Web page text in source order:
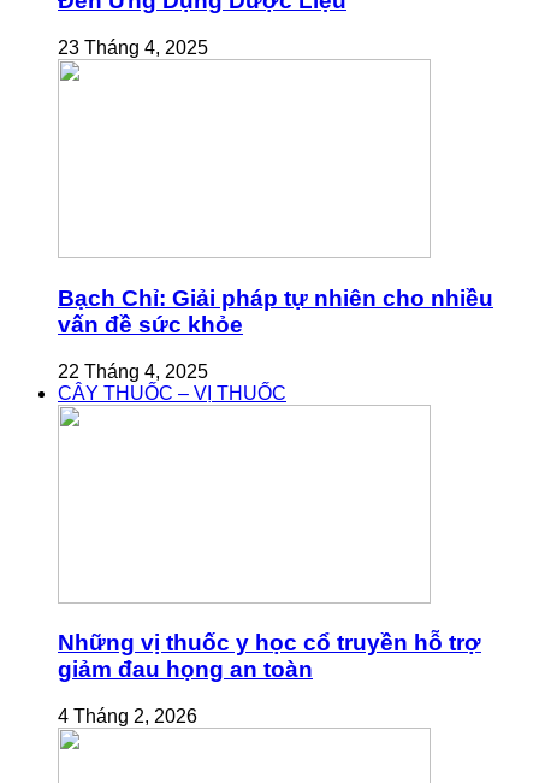
23 Tháng 4, 2025
Bạch Chỉ: Giải pháp tự nhiên cho nhiều
vấn đề sức khỏe
22 Tháng 4, 2025
CÂY THUỐC – VỊ THUỐC
Những vị thuốc y học cổ truyền hỗ trợ
giảm đau họng an toàn
4 Tháng 2, 2026